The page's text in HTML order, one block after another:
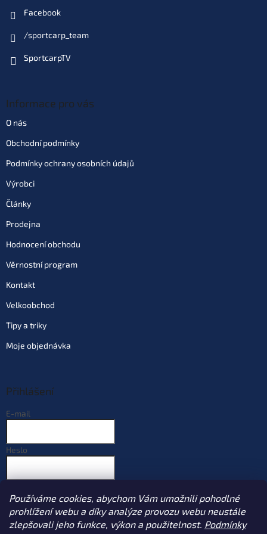
Používáme cookies, abychom Vám umožnili pohodlné
prohlížení webu a díky analýze provozu webu neustále
zlepšovali jeho funkce, výkon a použitelnost. Podmínky
Facebook
/sportcarp_team
SportcarpTV
Informace pro vás
O nás
Obchodní podmínky
Podmínky ochrany osobních údajů
Výrobci
Články
Prodejna
Hodnocení obchodu
Věrnostní program
Kontakt
Velkoobchod
Tipy a triky
Moje objednávka
Přihlášení
E-mail
Heslo
Nová registrace
Zapomenuté heslo